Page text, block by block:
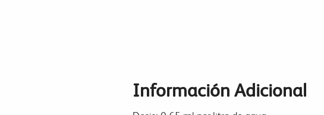
Información Adicional